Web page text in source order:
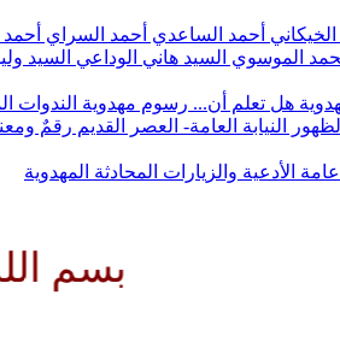
الخيكاني أحمد الساعدي أحمد السراي
الموسوي السيد هاني الوداعي السيد
هل تعلم أن... رسوم مهدوية الندوات
النيابة العامة- العصر القديم رقمٌ
عامة الأدعية والزيارات المحادثة المهدوية
بسم الله